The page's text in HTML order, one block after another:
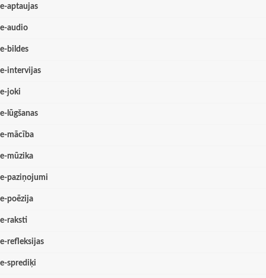
e-aptaujas
e-audio
e-bildes
e-intervijas
e-joki
e-lūgšanas
e-mācība
e-mūzika
e-paziņojumi
e-poēzija
e-raksti
e-refleksijas
e-sprediķi